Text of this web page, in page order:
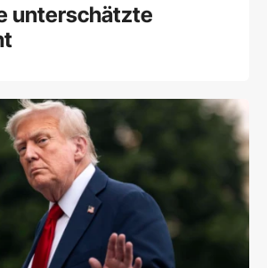
unterschätzte